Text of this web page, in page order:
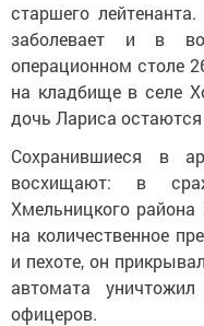
старшего
заболевает и в
операционном столе
на кладбище в селе
дочь Лариса остаются
Сохранившиеся в
восхищают: в
Хмельницкого
на количественное
и пехоте, он
автомата
офицеров.